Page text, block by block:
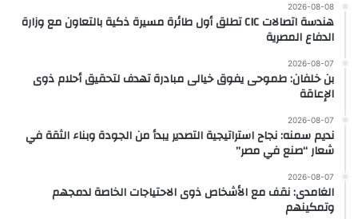
2026-08-08
هندسة اتصالات CIC تطلق أول طائرة مسيرة ذكية بالتعاون مع وزارة
الدفاع المصرية
2026-08-07
بن خلفان: طموحى يفوق خيالى مبادرة تهدف لتحقيق أحلام ذوى
الإعاقة
2026-08-07
نديم سمنه: نجاح استراتيجية التصدير يبدأ من الجودة وبناء الثقة في
شعار “صنع في مصر”
2026-08-07
الغامدى: نقف مع الأشخاص ذوى الاحتياجات الخاصة لدمجهم
وتمكينهم